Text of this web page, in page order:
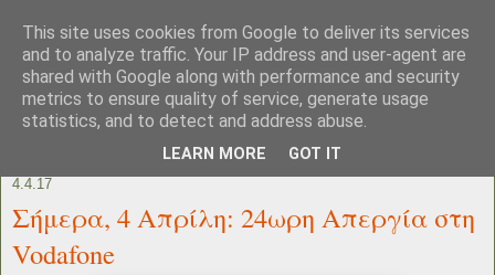
4.4.17
Σήμερα, 4 Απρίλη: 24ωρη Απεργία στη
Vodafone
This site uses cookies from Google to deliver its services
and to analyze traffic. Your IP address and user-agent are
shared with Google along with performance and security
metrics to ensure quality of service, generate usage
statistics, and to detect and address abuse.
LEARN MORE GOT IT